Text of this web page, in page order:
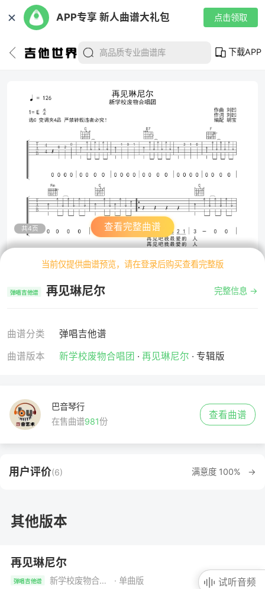
✕ APP专享 新人曲谱大礼包 点击领取
下载APP
共4页 查看完整曲谱
当前仅提供曲谱预览，请在登录后购买查看完整版
完整信息 →
弹唱吉他谱 再见琳尼尔
曲谱分类
弹唱吉他谱
曲谱版本
新学校废物合唱团 · 再见琳尼尔 · 专辑版
巴音琴行
在售曲谱981份
查看曲谱
满意度 100% →
用户评价(6)
其他版本
再见琳尼尔
弹唱吉他谱 新学校废物合唱团
· 单曲版
试听音频